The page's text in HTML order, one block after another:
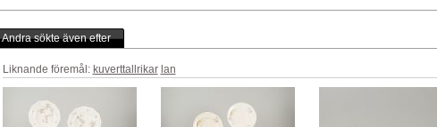
Andra sökte även efter
Liknande föremål: kuverttallrikar lan